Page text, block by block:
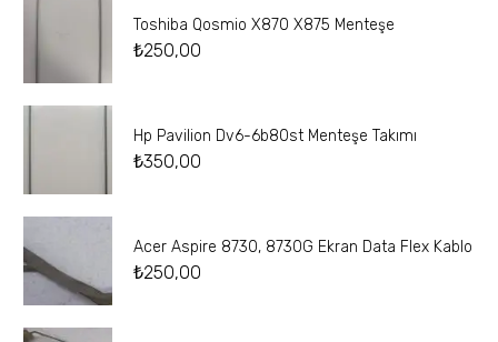
Toshiba Qosmio X870 X875 Menteşe
₺250,00
Hp Pavilion Dv6-6b80st Menteşe Takımı
₺350,00
Acer Aspire 8730, 8730G Ekran Data Flex Kablo
₺250,00